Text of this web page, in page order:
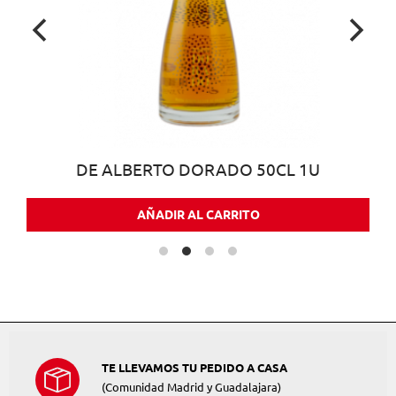
DE ALBERTO DORADO 50CL 1U
AÑADIR AL CARRITO
TE LLEVAMOS TU PEDIDO A CASA
(Comunidad Madrid y Guadalajara)